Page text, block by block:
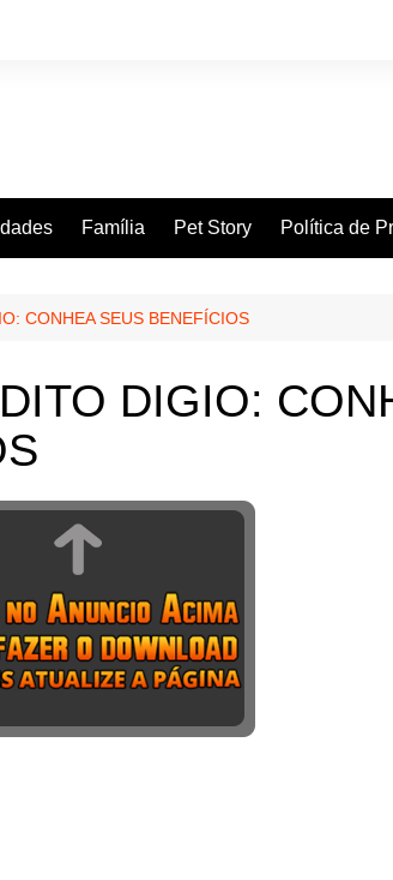
Família Pet Story Política de
CONHEA SEUS BENEFÍCIOS
DIGIO: